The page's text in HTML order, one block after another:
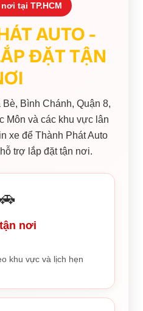
tại TP.HCM
AUTO -
ĐẶT TẬN
Bình Chánh, Quận 8,
Môn và các khu vực lân
xe để Thành Phát Auto
trợ lắp đặt tận nơi.
nơi
khu vực và lịch hẹn